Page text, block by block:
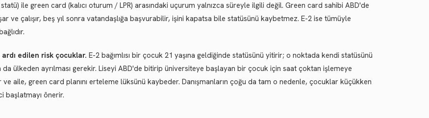
ile green card (kalıcı oturum / LPR) arasındaki uçurum yalnızca süreyle ilgili değil. Green card sahibi ABD'de
ve çalışır, beş yıl sonra vatandaşlığa başvurabilir, işini kapatsa bile statüsünü kaybetmez. E-2 ise tümüyle
ardı edilen risk çocuklar. E-2 bağımlısı bir çocuk 21 yaşına geldiğinde statüsünü yitirir; o noktada kendi statüsünü
da ülkeden ayrılması gerekir. Liseyi ABD'de bitirip üniversiteye başlayan bir çocuk için saat çoktan işlemeye
ve aile, green card planını erteleme lüksünü kaybeder. Danışmanların çoğu da tam o nedenle, çocuklar küçükken
başlatmayı önerir.